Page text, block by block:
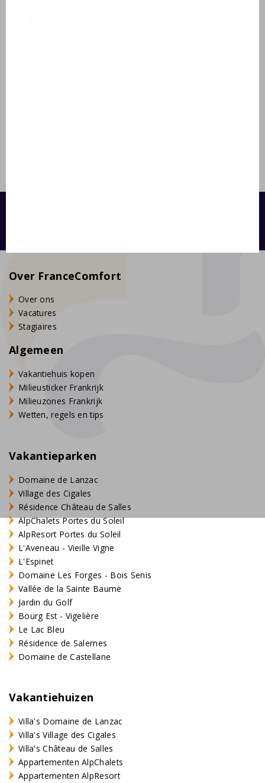
Over FranceComfort
Over ons
Vacatures
Stagiaires
Algemeen
Vakantiehuis kopen
Milieusticker Frankrijk
Milieuzones Frankrijk
Wetten, regels en tips
Vakantieparken
Domaine de Lanzac
Village des Cigales
Résidence Château de Salles
AlpChalets Portes du Soleil
AlpResort Portes du Soleil
L'Aveneau - Vieille Vigne
L'Espinet
Domaine Les Forges - Bois Senis
Vallée de la Sainte Baume
Jardin du Golf
Bourg Est - Vigelière
Le Lac Bleu
Résidence de Salernes
Domaine de Castellane
Vakantiehuizen
Villa's Domaine de Lanzac
Villa's Village des Cigales
Villa's Château de Salles
Appartementen AlpChalets
Appartementen AlpResort